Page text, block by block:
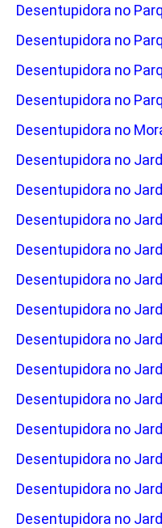
Desentupidora no
Desentupidora no
Desentupidora no
Desentupidora no
Desentupidora no
Desentupidora no
Desentupidora no
Desentupidora no
Desentupidora no
Desentupidora no
Desentupidora no
Desentupidora no
Desentupidora no
Desentupidora no
Desentupidora no
Desentupidora no
Desentupidora no
Desentupidora no